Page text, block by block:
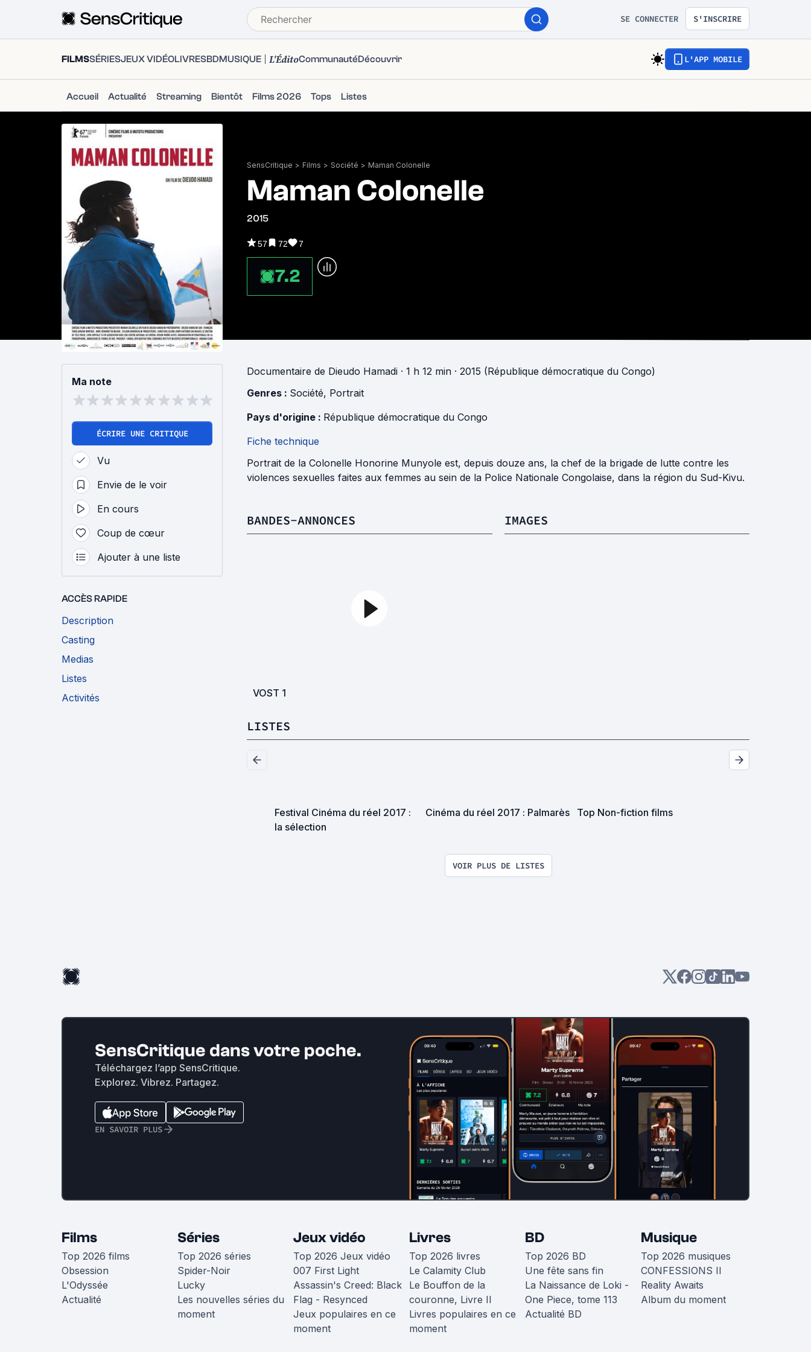
SE CONNECTER S'INSCRIRE
FILMSSÉRIESJEUX VIDÉOLIVRESBDMUSIQUE L'ÉditoCommunautéDécouvrir L'APP MOBILE
Accueil Actualité Streaming Bientôt Films 2026 Tops Listes
SensCritique > Films > Société > Maman Colonelle
Maman Colonelle
2015
57 72 7
7.2
Ma note
ÉCRIRE UNE CRITIQUE
Vu
Envie de le voir
En cours
Coup de cœur
Ajouter à une liste
ACCÈS RAPIDE
Description
Casting
Medias
Listes
Activités
Documentaire de Dieudo Hamadi · 1 h 12 min · 2015 (République démocratique du Congo)
Genres : Société, Portrait
Pays d'origine : République démocratique du Congo
Fiche technique
Portrait de la Colonelle Honorine Munyole est, depuis douze ans, la chef de la brigade de lutte contre les
violences sexuelles faites aux femmes au sein de la Police Nationale Congolaise, dans la région du Sud-Kivu.
BANDES-ANNONCES
VOST 1
IMAGES
LISTES
Festival Cinéma du réel 2017 :
la sélection
Cinéma du réel 2017 : Palmarès Top Non-fiction films
VOIR PLUS DE LISTES
SensCritique dans votre poche.
Téléchargez l’app SensCritique.
Explorez. Vibrez. Partagez.
EN SAVOIR PLUS
Films
Top 2026 films
Obsession
L'Odyssée
Actualité
Séries
Top 2026 séries
Spider-Noir
Lucky
Les nouvelles séries du
moment
Jeux vidéo
Top 2026 Jeux vidéo
007 First Light
Assassin's Creed: Black
Flag - Resynced
Jeux populaires en ce
moment
Livres
Top 2026 livres
Le Calamity Club
Le Bouffon de la
couronne, Livre II
Livres populaires en ce
moment
BD
Top 2026 BD
Une fête sans fin
La Naissance de Loki -
One Piece, tome 113
Actualité BD
Musique
Top 2026 musiques
CONFESSIONS II
Reality Awaits
Album du moment